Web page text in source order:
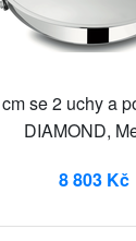
se 2 uchy a
DIAMOND,
8 803 Kč